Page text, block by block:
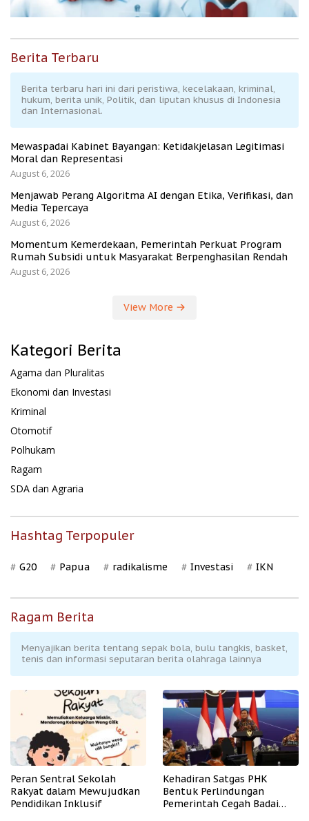
Berita Terbaru
Berita terbaru hari ini dari peristiwa, kecelakaan, kriminal,
hukum, berita unik, Politik, dan liputan khusus di Indonesia
dan Internasional.
Mewaspadai Kabinet Bayangan: Ketidakjelasan Legitimasi
Moral dan Representasi
August 6, 2026
Menjawab Perang Algoritma AI dengan Etika, Verifikasi, dan
Media Tepercaya
August 6, 2026
Momentum Kemerdekaan, Pemerintah Perkuat Program
Rumah Subsidi untuk Masyarakat Berpenghasilan Rendah
August 6, 2026
View More
Kategori Berita
Agama dan Pluralitas
Ekonomi dan Investasi
Kriminal
Otomotif
Polhukam
Ragam
SDA dan Agraria
Hashtag Terpopuler
G20 Papua radikalisme Investasi IKN
Ragam Berita
Menyajikan berita tentang sepak bola, bulu tangkis, basket,
tenis dan informasi seputaran berita olahraga lainnya
Peran Sentral Sekolah
Rakyat dalam Mewujudkan
Pendidikan Inklusif
Kehadiran Satgas PHK
Bentuk Perlindungan
Pemerintah Cegah Badai